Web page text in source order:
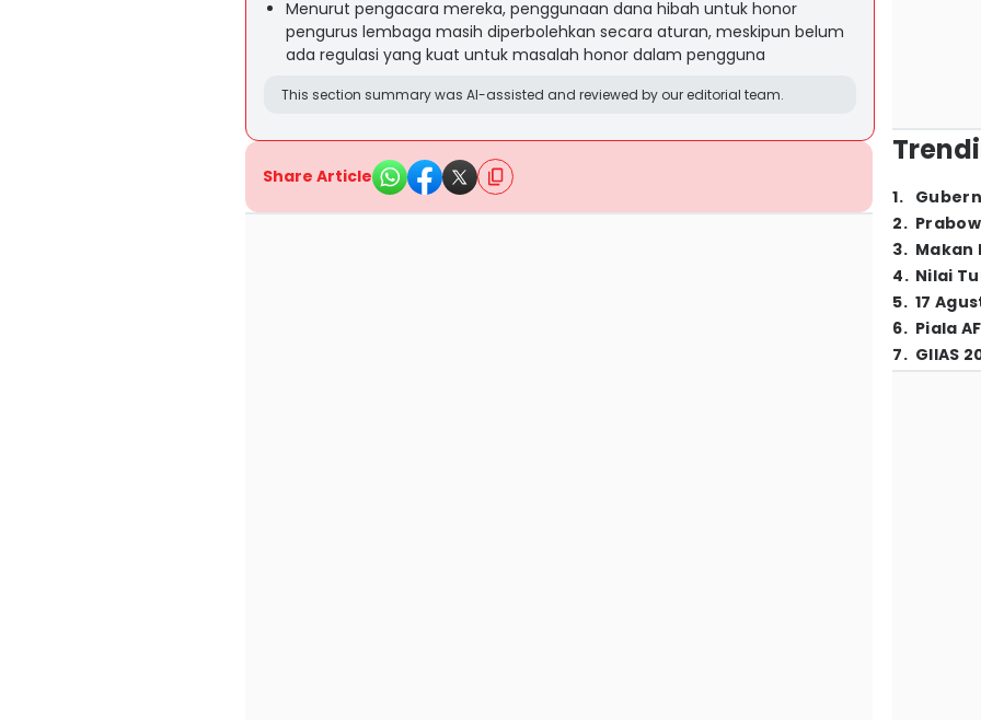
Menurut pengacara mereka, penggunaan dana hibah untuk honor
pengurus lembaga masih diperbolehkan secara aturan, meskipun belum
ada regulasi yang kuat untuk masalah honor dalam pengguna
This section summary was AI-assisted and reviewed by our editorial team.
Share Article
1.
2.
3. Makan
4. Nilai
5. 17
6. Piala
7. GIIAS